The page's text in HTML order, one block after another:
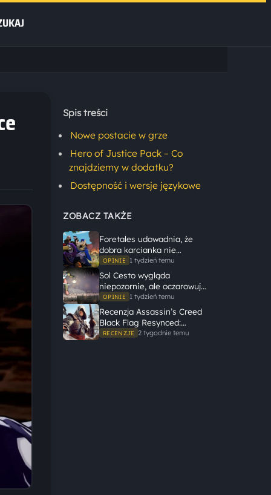
Spis treści
Nowe postacie w grze
Hero of Justice Pack – Co
znajdziemy w dodatku?
Dostępność i wersje językowe
ZOBACZ TAKŻE
Foretales udowadnia, że
dobra karcianka nie
potrzebuje wielkiego
świata, żeby opowiedzieć
dużą historię
OPINIE 1 tydzień temu
Sol Cesto wygląda
niepozornie, ale oczarowuje
gameplayem
OPINIE 1 tydzień temu
Recenzja Assassin’s Creed
Black Flag Resynced:
Ubisoft tego nie zepsuł
RECENZJE 2 tygodnie temu